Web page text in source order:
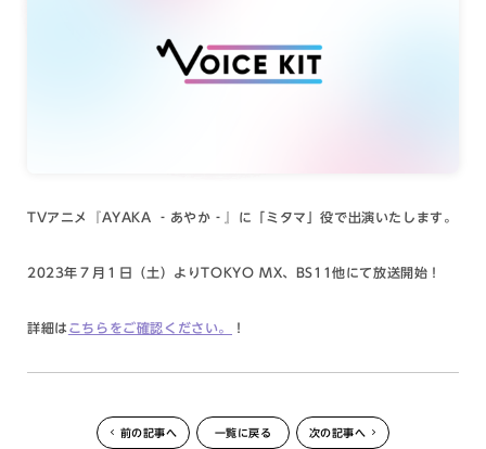
TVアニメ『AYAKA ‐あやか‐』に「ミタマ」役で出演いたします。
2023年７月１日（土）よりTOKYO MX、BS11他にて放送開始！
詳細は こちらをご確認ください。 ！
前の記事へ 一覧に戻る 次の記事へ